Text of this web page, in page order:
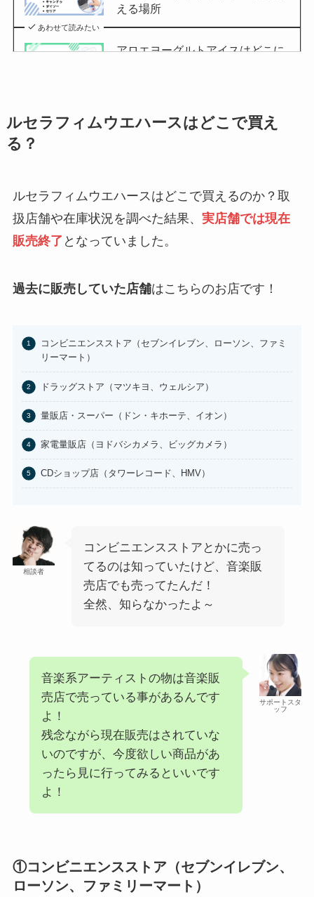
える場所
あわせて読みたい
アロエヨーグルトアイスはどこに
チョコQ助どこに売ってる？ドン
東京バナナはどこに売ってる？東
京駅やAmazonで買える？
あわせて読みたい
セリアなど取扱店まとめ
こに売ってる？任天堂ストアや
あわせて読みたい
る？コンビニに売ってる？ネット
通販が確実？
ルセラフィムウエハースはどこで買え
る？
ルセラフィムウエハースはどこで買えるのか？取
扱店舗や在庫状況を調べた結果、 実店舗では現在
販売終了 となっていました。
過去に販売していた店舗はこちらのお店です！
コンビニエンスストア（セブンイレブン、ローソン、ファミ
リーマート）
ドラッグストア（マツキヨ、ウェルシア）
量販店・スーパー（ドン・キホーテ、イオン）
家電量販店（ヨドバシカメラ、ビッグカメラ）
CDショップ店（タワーレコード、HMV）
相談者
コンビニエンスストアとかに売っ
てるのは知っていたけど、音楽販
売店でも売ってたんだ！
全然、知らなかったよ～
サポートスタ
ッフ
音楽系アーティストの物は音楽販
売店で売っている事があるんです
よ！
残念ながら現在販売はされていな
いのですが、今度欲しい商品があ
ったら見に行ってみるといいです
よ！
①コンビニエンスストア（セブンイレブン、
ローソン、ファミリーマート）